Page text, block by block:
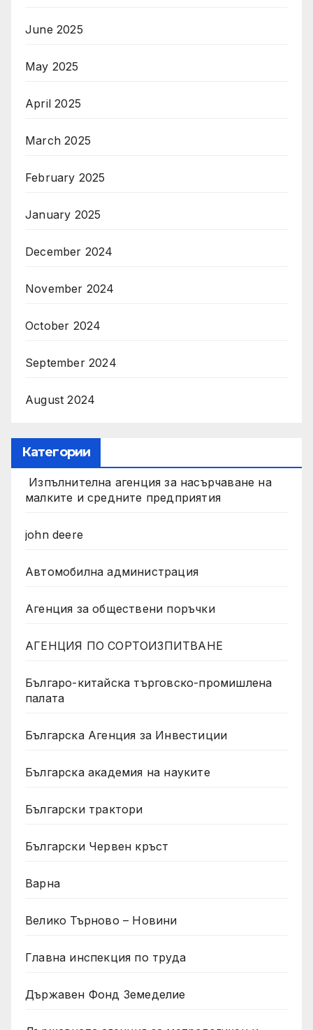
June 2025
May 2025
April 2025
March 2025
February 2025
January 2025
December 2024
November 2024
October 2024
September 2024
August 2024
Категории
Изпълнителна агенция за насърчаване на
малките и средните предприятия
john deere
Автомобилна администрация
Агенция за обществени поръчки
АГЕНЦИЯ ПО СОРТОИЗПИТВАНЕ
Българо-китайска търговско-промишлена
палата
Българска Агенция за Инвестиции
Българска академия на науките
Български трактори
Български Червен кръст
Варна
Велико Търново – Новини
Главна инспекция по труда
Държавен Фонд Земеделие